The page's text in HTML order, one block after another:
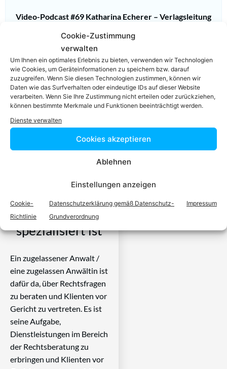
Cookie-Zustimmung
verwalten
Um Ihnen ein optimales Erlebnis zu bieten, verwenden wir Technologien
wie Cookies, um Geräteinformationen zu speichern bzw. darauf
zuzugreifen. Wenn Sie diesen Technologien zustimmen, können wir
Daten wie das Surfverhalten oder eindeutige IDs auf dieser Website
verarbeiten. Wenn Sie Ihre Zustimmung nicht erteilen oder zurückziehen,
können bestimmte Merkmale und Funktionen beeinträchtigt werden.
Dienste verwalten
Cookies akzeptieren
Ablehnen
Einstellungen anzeigen
Cookie-
Richtlinie
Datenschutzerklärung gemäß Datenschutz-
Grundverordnung
Impressum
Video-Podcast #69 Katharina Echerer – Verlagsleitung
Einfach in 3
Schritten einen
Anwalt finden,
der auf Ihr
Rechtsproblem
spezialisiert ist
Ein zugelassener Anwalt /
eine zugelassen Anwältin ist
dafür da, über Rechtsfragen
zu beraten und Klienten vor
Gericht zu vertreten. Es ist
seine Aufgabe,
Dienstleistungen im Bereich
der Rechtsberatung zu
erbringen und Klienten vor